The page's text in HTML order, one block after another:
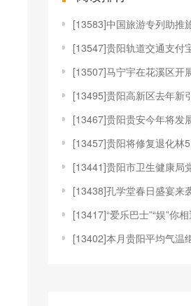
[13583]中国旅游专列助推旅游产业加
[13547]贵阳轨道交通支付宝
[13507]马宁宇在花溪区开展信访包
[13495]贵阳高新区去年新引进产业项目
[13467]贵阳贵安今年将发展10万
[13457]贵阳将修复退化林
[13441]贵阳市卫生健康局党委书记娄果
[13438]孔学堂春日盛宴来袭！五大特色
[13417]“爱乐巴士”“娱”你
[13402]本月贵阳平均气温继续偏高 但